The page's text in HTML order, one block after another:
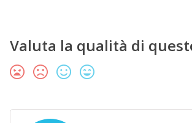
Valuta la qualità di